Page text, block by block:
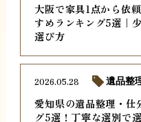
大阪で家具1点から依
すめランキング5選｜
選び方
愛知県の遺品整理・仕
グ5選！丁寧な選別で
2026.05.28 遺品整